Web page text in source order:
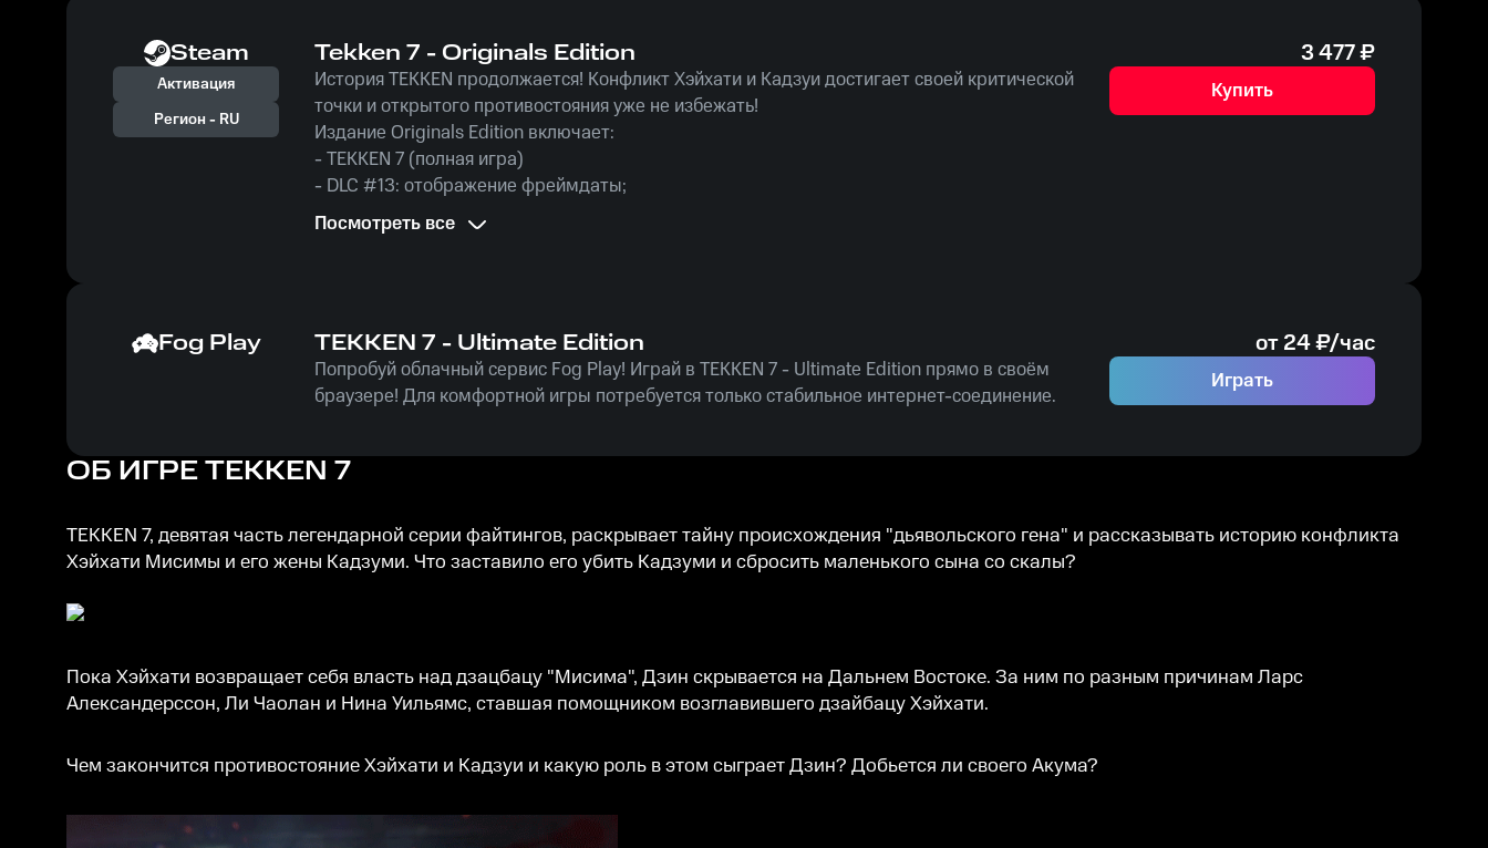
Steam
Активация
Регион - RU
Tekken 7 - Originals Edition
История TEKKEN продолжается! Конфликт Хэйхати и Кадзуи достигает своей критической
точки и открытого противостояния уже не избежать!
Издание Originals Edition включает:
- TEKKEN 7 (полная игра)
- DLC #13: отображение фреймдаты;
- 12 дополнительных персонажей.
Уникальные ключи активации доступны на Rushbe.ru!
Посмотреть все
3 477₽
Купить
Fog Play TEKKEN 7 - Ultimate Edition
Попробуй облачный сервис Fog Play! Играй в TEKKEN 7 - Ultimate Edition прямо в своём
браузере! Для комфортной игры потребуется только стабильное интернет-соединение.
от24₽/час
Играть
ОБ ИГРЕTEKKEN 7
TEKKEN 7, девятая часть легендарной серии файтингов, раскрывает тайну происхождения "дьявольского гена" и рассказывать историю конфликта
Хэйхати Мисимы и его жены Кадзуми. Что заставило его убить Кадзуми и сбросить маленького сына со скалы?
Пока Хэйхати возвращает себя власть над дзацбацу "Мисима", Дзин скрывается на Дальнем Востоке. За ним по разным причинам Ларс
Александерссон, Ли Чаолан и Нина Уильямс, ставшая помощником возглавившего дзайбацу Хэйхати.
Чем закончится противостояние Хэйхати и Кадзуи и какую роль в этом сыграет Дзин? Добьется ли своего Акума?